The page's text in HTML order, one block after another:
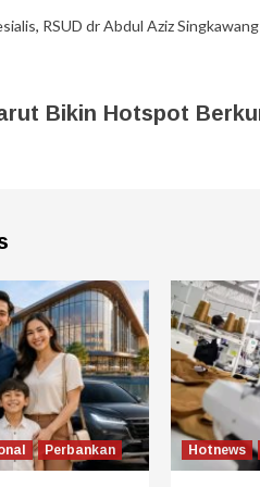
, RSUD dr Abdul Aziz Singkawang
Bikin Hotspot
Perbankan Hotnews